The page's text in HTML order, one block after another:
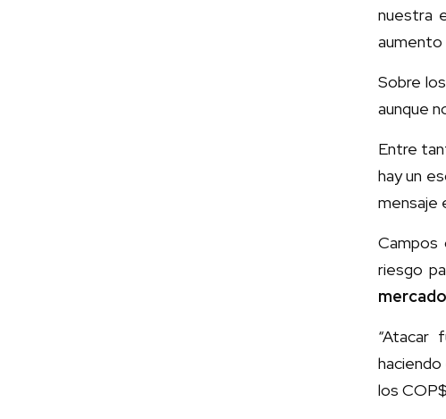
nuestra
aumento
Sobre
aunque
Entre
hay un
mensaje
Campos
riesgo
“Atacar
haciendo
los